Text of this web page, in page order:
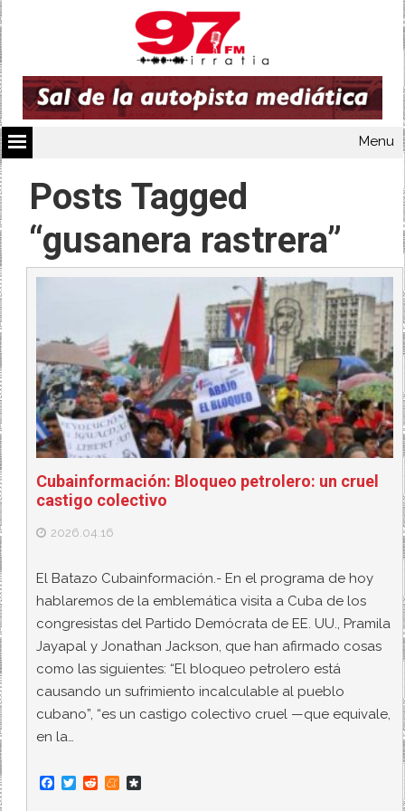
Menu
Posts Tagged
“gusanera rastrera”
Cubainformación: Bloqueo petrolero: un cruel
castigo colectivo
2026.04.16
El Batazo Cubainformación.- En el programa de hoy
hablaremos de la emblemática visita a Cuba de los
congresistas del Partido Demócrata de EE. UU., Pramila
Jayapal y Jonathan Jackson, que han afirmado cosas
como las siguientes: “El bloqueo petrolero está
causando un sufrimiento incalculable al pueblo
cubano”, “es un castigo colectivo cruel —que equivale,
en la…
F
T
R
M